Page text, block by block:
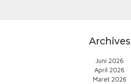
Archives
Juni 2026
April 2026
Maret 2026